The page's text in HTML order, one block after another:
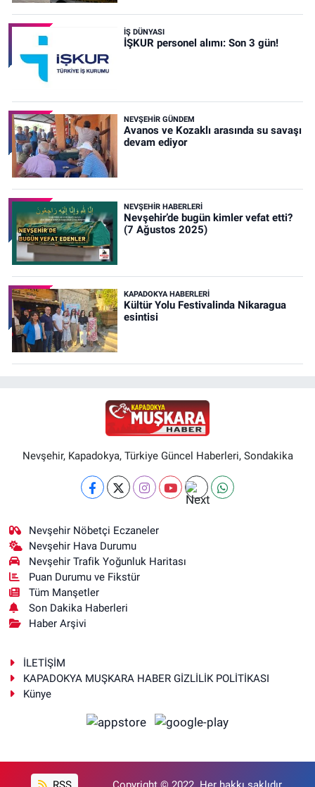
İŞ DÜNYASI
İŞKUR personel alımı: Son 3 gün!
NEVŞEHIR GÜNDEM
Avanos ve Kozaklı arasında su savaşı
devam ediyor
NEVŞEHIR HABERLERI
Nevşehir’de bugün kimler vefat etti?
(7 Ağustos 2025)
KAPADOKYA HABERLERI
Kültür Yolu Festivalinda Nikaragua
esintisi
Nevşehir, Kapadokya, Türkiye Güncel Haberleri, Sondakika
Nevşehir Nöbetçi Eczaneler
Nevşehir Hava Durumu
Nevşehir Trafik Yoğunluk Haritası
Puan Durumu ve Fikstür
Tüm Manşetler
Son Dakika Haberleri
Haber Arşivi
İLETİŞİM
KAPADOKYA MUŞKARA HABER GİZLİLİK POLİTİKASI
Künye